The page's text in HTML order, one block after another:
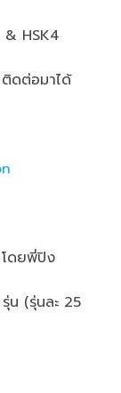
& HSK4
ดต่อมาได้
ดยพี่ปิง
น (รุ่นละ 25